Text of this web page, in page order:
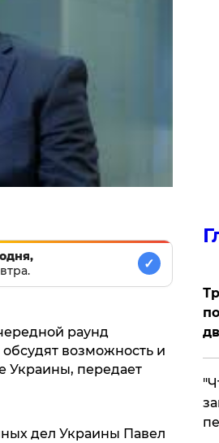
✓
раунд
возможность и
Украины, передает
дел Украины Павел